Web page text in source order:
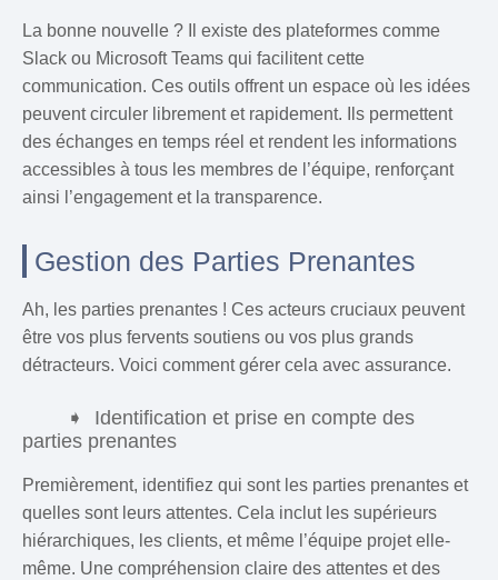
La bonne nouvelle ? Il existe des plateformes comme
Slack ou Microsoft Teams qui facilitent cette
communication. Ces outils offrent un espace où les idées
peuvent circuler librement et rapidement. Ils permettent
des échanges en temps réel et rendent les informations
accessibles à tous les membres de l’équipe, renforçant
ainsi l’engagement et la transparence.
Gestion des Parties Prenantes
Ah, les parties prenantes ! Ces acteurs cruciaux peuvent
être vos plus fervents soutiens ou vos plus grands
détracteurs. Voici comment gérer cela avec assurance.
Identification et prise en compte des
parties prenantes
Premièrement, identifiez qui sont les parties prenantes et
quelles sont leurs attentes. Cela inclut les supérieurs
hiérarchiques, les clients, et même l’équipe projet elle-
même. Une compréhension claire des attentes et des